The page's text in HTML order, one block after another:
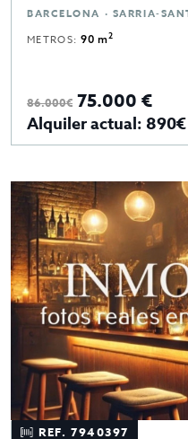
BARCELONA · SARRIA-
METROS:90 m2
86.000€ 75.000 €
Alquiler actual: 890€
REF. 7940397